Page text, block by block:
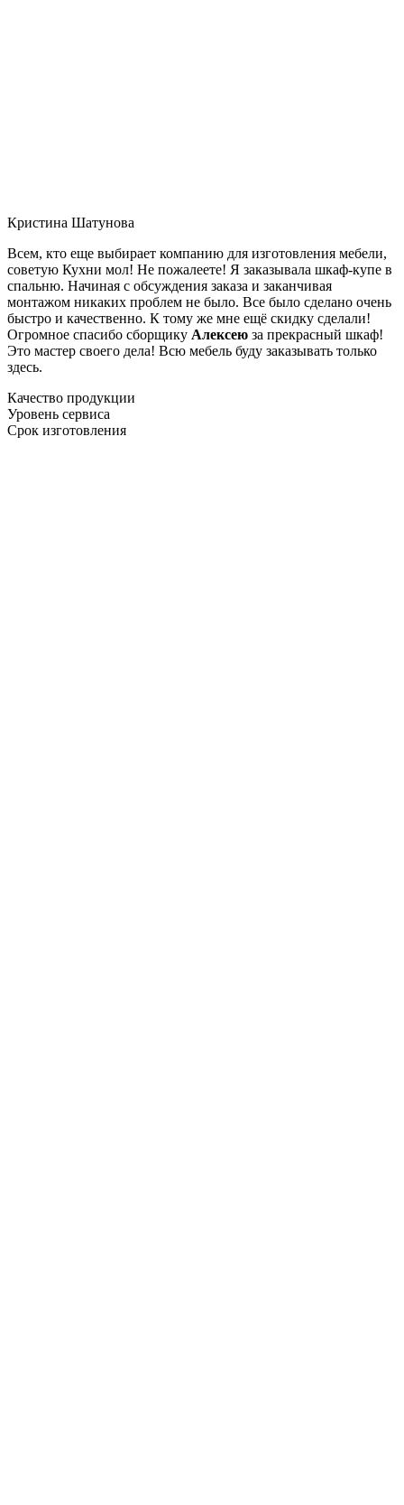
Кристина Шатунова
Всем, кто еще выбирает компанию для изготовления мебели,
советую Кухни мол! Не пожалеете! Я заказывала шкаф-купе в
спальню. Начиная с обсуждения заказа и заканчивая
монтажом никаких проблем не было. Все было сделано очень
быстро и качественно. К тому же мне ещё скидку сделали!
Огромное спасибо сборщику Алексею за прекрасный шкаф!
Это мастер своего дела! Всю мебель буду заказывать только
здесь.
Качество продукции
Уровень сервиса
Срок изготовления